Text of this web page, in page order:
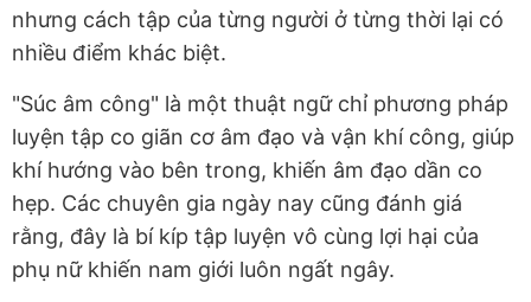
nhưng cách tập của từng người ở từng thời lại có
nhiều điểm khác biệt.
"Súc âm công" là một thuật ngữ chỉ phương pháp
luyện tập co giãn cơ âm đạo và vận khí công, giúp
khí hướng vào bên trong, khiến âm đạo dần co
hẹp. Các chuyên gia ngày nay cũng đánh giá
rằng, đây là bí kíp tập luyện vô cùng lợi hại của
phụ nữ khiến nam giới luôn ngất ngây.